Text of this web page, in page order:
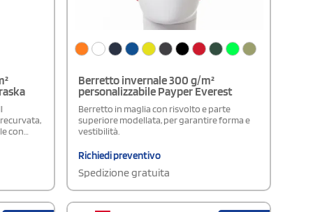
con
Berretto invernale 300 g/m²
personalizzabile Payper Everest
Berretto in maglia con risvolto e parte
superiore modellata, per garantire forma e
vestibilità.
Richiedi preventivo
Spedizione gratuita